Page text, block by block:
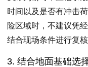
时间以及是否有冲击
险区域时，不建议凭
结合现场条件进行复核
3. 结合地面基础选